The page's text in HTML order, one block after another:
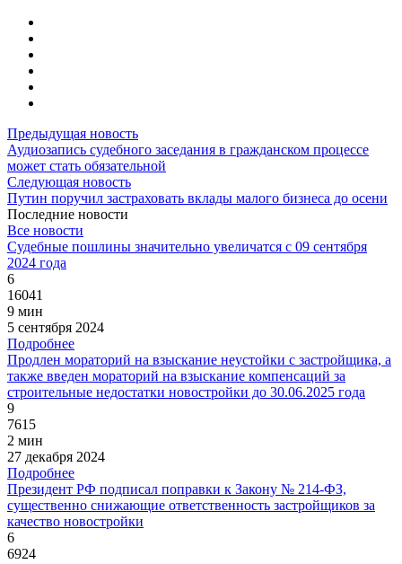
Предыдущая новость
Аудиозапись судебного заседания в гражданском процессе
может стать обязательной
Следующая новость
Путин поручил застраховать вклады малого бизнеса до осени
Последние новости
Все новости
Судебные пошлины значительно увеличатся с 09 сентября
2024 года
6
16041
9 мин
5 сентября 2024
Подробнее
Продлен мораторий на взыскание неустойки с застройщика, а
также введен мораторий на взыскание компенсаций за
строительные недостатки новостройки до 30.06.2025 года
9
7615
2 мин
27 декабря 2024
Подробнее
Президент РФ подписал поправки к Закону № 214-ФЗ,
существенно снижающие ответственность застройщиков за
качество новостройки
6
6924